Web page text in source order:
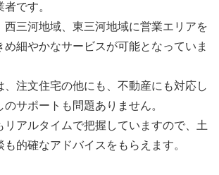
です。
西三河地域、東三河地域に営業エリアを
め細やかなサービスが可能となっていま
、注文住宅の他にも、不動産にも対応し
サポートも問題ありません。
リアルタイムで把握していますので、土
的確なアドバイスをもらえます。